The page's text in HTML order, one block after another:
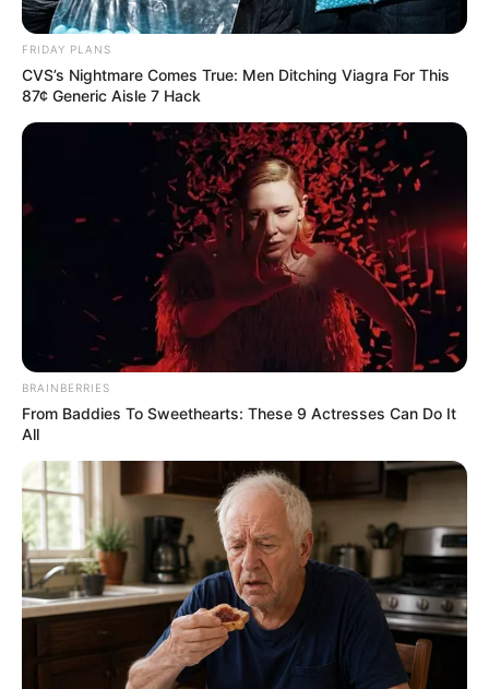
Posted
in
Friss hírek
Most érkezett a hír! Jön a 14.
havi nyugdíj!
October 27, 2025
FRIDAY PLANS
CVS’s Nightmare Comes True: Men Ditching Viagra For This
87¢ Generic Aisle 7 Hack
BRAINBERRIES
From Baddies To Sweethearts: These 9 Actresses Can Do It
All